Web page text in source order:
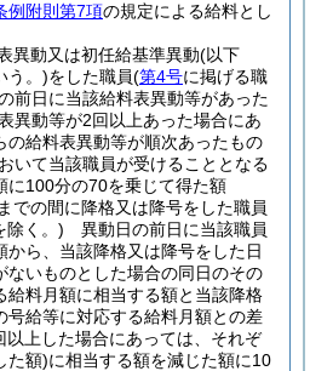
例附則第7項の規定による給料とし
異動又は初任給基準異動(以下
う。)をした職員(第4号に掲げる職
前日に当該給料表異動等があった
異動等が2回以上あった場合にあ
の給料表異動等が順次あったもの
いて当該職員が受けることとなる
に100分の70を乗じて得た額
での間に降格又は降号をした職員
除く。) 異動日の前日に当該職員
から、当該降格又は降号をした日
ないものとした場合の同日のその
給料月額に相当する額と当該降格
号給等に対応する給料月額との差
以上した場合にあっては、それぞ
た額)に相当する額を減じた額に10